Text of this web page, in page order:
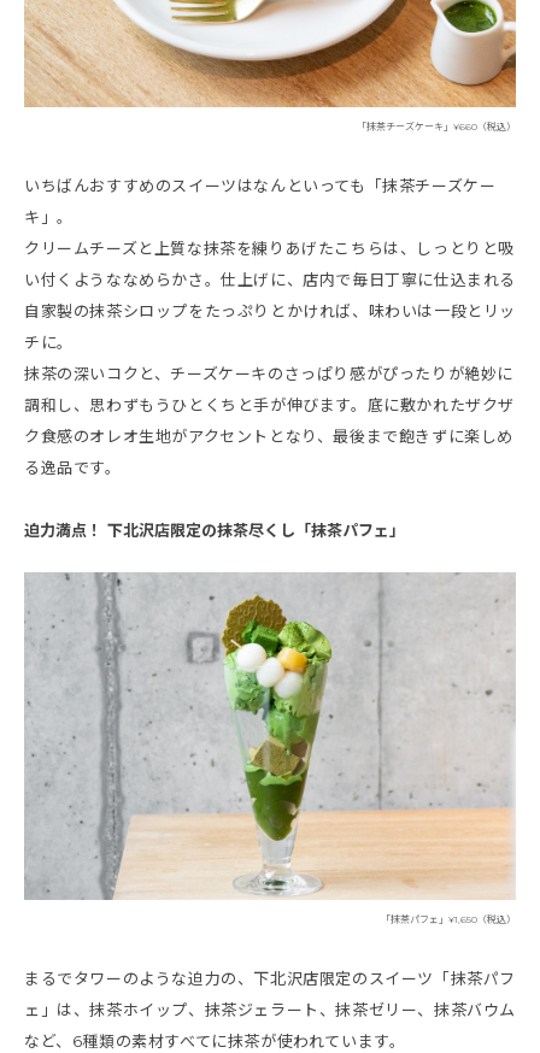
「抹茶チーズケーキ」¥660（税込）
いちばんおすすめのスイーツはなんといっても「抹茶チーズケー
キ」。
クリームチーズと上質な抹茶を練りあげたこちらは、しっとりと吸
い付くようななめらかさ。仕上げに、店内で毎日丁寧に仕込まれる
自家製の抹茶シロップをたっぷりとかければ、味わいは一段とリッ
チに。
抹茶の深いコクと、チーズケーキのさっぱり感がぴったりが絶妙に
調和し、思わずもうひとくちと手が伸びます。底に敷かれたザクザ
ク食感のオレオ生地がアクセントとなり、最後まで飽きずに楽しめ
る逸品です。
迫力満点！ 下北沢店限定の抹茶尽くし「抹茶パフェ」
「抹茶パフェ」¥1,650（税込）
まるでタワーのような迫力の、下北沢店限定のスイーツ「抹茶パフ
ェ」は、抹茶ホイップ、抹茶ジェラート、抹茶ゼリー、抹茶バウム
など、6種類の素材すべてに抹茶が使われています。